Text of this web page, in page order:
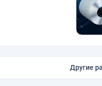
Другие